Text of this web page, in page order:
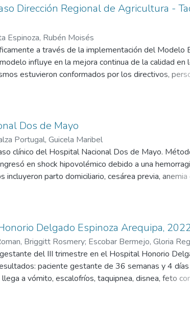
de hueso y membrana. Luego de 4
que el caso clínico de puente sobre implantes
con éxito.
Dirección Regional de Agricultura -
Espinoza, Rubén Moisés
a través de la implementación del Modelo
influye en la mejora continua de la calidad en
estuvieron conformados por los directivos,
su análisis se empleó los criterios de la matriz
la sociedad; los criterios que menor puntaje
resultados en los usuarios. En la evaluación
en analizar las causas de este desempeño y
que, aunque la calidad de los servicios ha
Dos de Mayo
Portugal, Guicela Maribel
clínico del Hospital Nacional Dos de Mayo.
en shock hipovolémico debido a una
parto domiciliario, cesárea previa, anemia
atonía uterina y desgarro vaginal. Requirió
obstétricas.
Delgado Espinoza Arequipa,
Briggitt Rosmery; Escobar Bermejo, Gloria
del III trimestre en el Hospital Honorio
paciente gestante de 36 semanas y 4
a vómito, escalofríos, taquipnea, disnea, feto con
Gineco-obstetricia, donde se realizó Cesárea de